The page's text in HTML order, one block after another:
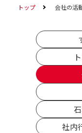
トップ 会社の活
社内